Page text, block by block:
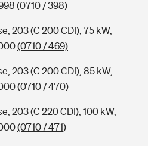
(0710 / 398)
203 (C 200 CDI), 75 kW,
(0710 / 469)
203 (C 200 CDI), 85 kW,
(0710 / 470)
203 (C 220 CDI), 100 kW,
(0710 / 471)